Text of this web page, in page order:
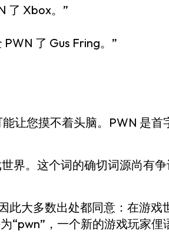
了 Xbox。”
了 Gus Fring。”
让您摸不着头脑。PWN 是首
界。这个词的确切词源尚有争
此大多数出处都同意：在游戏
“pwn”，一个新的游戏玩家俚